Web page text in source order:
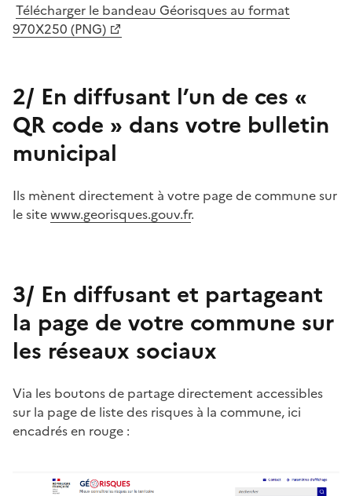
Télécharger le bandeau Géorisques au format
970X250 (PNG)
2/ En diffusant l’un de ces «
QR code » dans votre bulletin
municipal
Ils mènent directement à votre page de commune sur
le sitewww.georisques.gouv.fr.
3/ En diffusant et partageant
la page de votre commune sur
les réseaux sociaux
Via les boutons de partage directement accessibles
sur la page de liste des risques à la commune, ici
encadrés en rouge :